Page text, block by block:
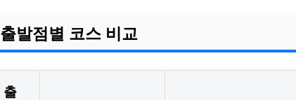
출발점별 코스 비교
출